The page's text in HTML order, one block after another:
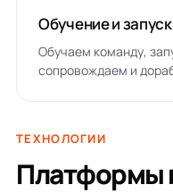
Обучение и запуск
Обучаем команду,
сопровождаем и
ТЕХНОЛОГИИ
Платформы